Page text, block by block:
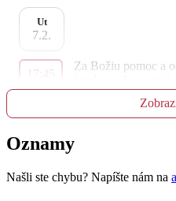
Ut
7.2.
17:45
Za Božiu pomoc a
8.2.
Oznamy
Našli ste chybu? Napíšte nám na